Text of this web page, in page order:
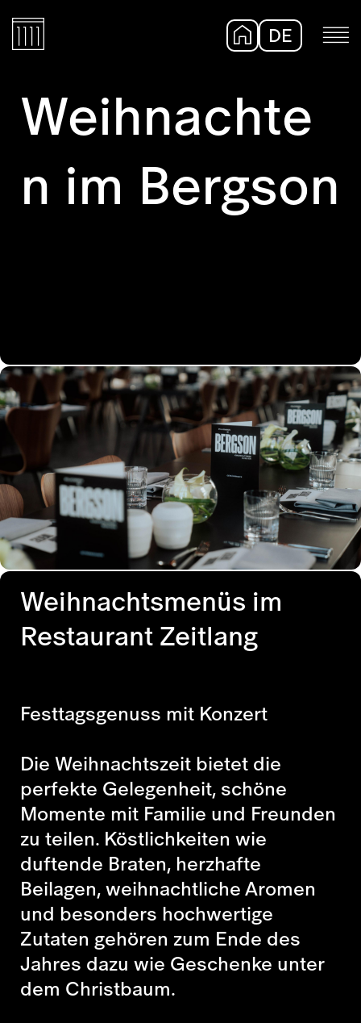
DE
Weihnachte
n im Bergson
Weihnachtsmenüs im
Restaurant Zeitlang
Festtagsgenuss mit Konzert
Die Weihnachtszeit bietet die
perfekte Gelegenheit, schöne
Momente mit Familie und Freunden
zu teilen. Köstlichkeiten wie
duftende Braten, herzhafte
Beilagen, weihnachtliche Aromen
und besonders hochwertige
Zutaten gehören zum Ende des
Jahres dazu wie Geschenke unter
dem Christbaum.